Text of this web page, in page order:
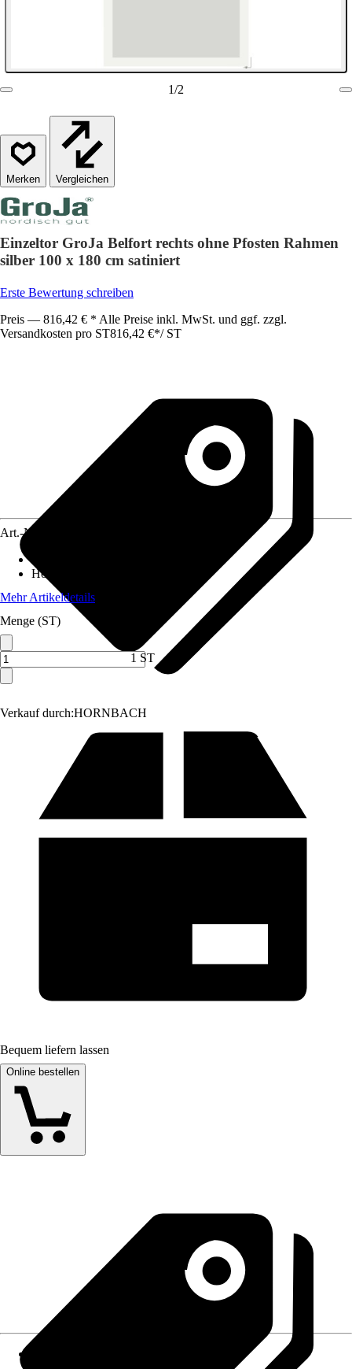
1/2
Vergleichen
Einzeltor GroJa Belfort rechts ohne Pfosten Rahmen
silber 100 x 180 cm satiniert
Erste Bewertung schreiben
Preis — 816,42 € * Alle Preise inkl. MwSt. und ggf. zzgl.
Versandkosten pro ST816,42 €*/ ST
Verkauf durch:HORNBACH
Art.-Nr.
Höhe
Mehr Artikeldetails
Menge (ST)
1 ST
Bequem liefern lassen
Online bestellen